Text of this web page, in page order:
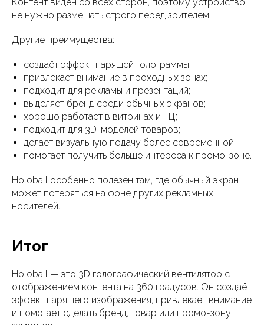
не нужно размещать строго перед зрителем.
Другие преимущества:
создаёт эффект парящей голограммы;
привлекает внимание в проходных зонах;
подходит для рекламы и презентаций;
выделяет бренд среди обычных экранов;
хорошо работает в витринах и ТЦ;
подходит для 3D-моделей товаров;
делает визуальную подачу более современной;
помогает получить больше интереса к промо-зоне.
Holoball особенно полезен там, где обычный экран
может потеряться на фоне других рекламных
носителей.
Итог
Holoball — это 3D голографический вентилятор с
отображением контента на 360 градусов. Он создаёт
эффект парящего изображения, привлекает внимание
и помогает сделать бренд, товар или промо-зону